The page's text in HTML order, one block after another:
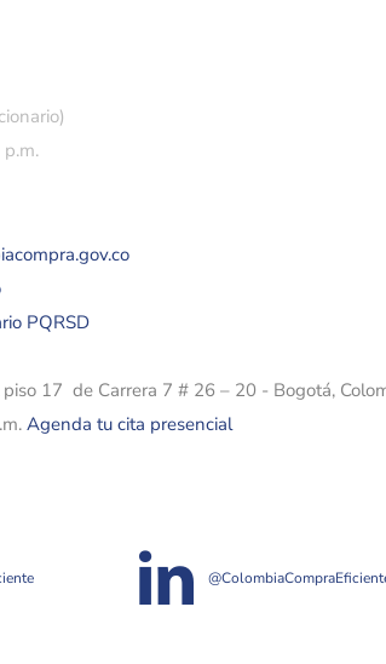
PQRSD
17 de Carrera 7 # 26 – 20 - Bogotá,
Agenda tu cita presencial